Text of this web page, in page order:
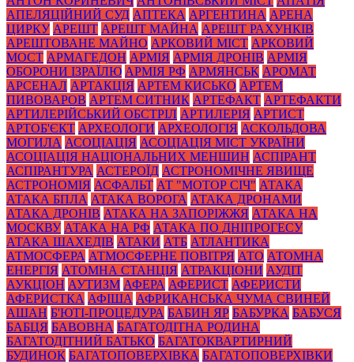
АПЕЛЯЦІЙНИЙ СУД АПТЕКА АРГЕНТИНА АРЕНА
ЦИРКУ АРЕШТ АРЕШТ МАЙНА АРЕШТ РАХУНКІВ
АРЕШТОВАНЕ МАЙНО АРКОВИЙ МІСТ АРКОВИЙ
МОСТ АРМАГЕДОН АРМІЯ АРМІЯ ДРОНІВ АРМІЯ
ОБОРОНИ ІЗРАЇЛЮ АРМІЯ РФ АРМЯНСЬК АРОМАТ
АРСЕНАЛ АРТАКЦІЯ АРТЕМ КИСЬКО АРТЕМ
ПИВОВАРОВ АРТЕМ СИТНИК АРТЕФАКТ АРТЕФАКТИ
АРТИЛЕРІЙСЬКИЙ ОБСТРІЛ АРТИЛЕРІЯ АРТИСТ
АРТОБ'ЄКТ АРХЕОЛОГИ АРХЕОЛОГІЯ АСКОЛЬДОВА
МОГИЛА АСОЦІАЦІЯ АСОЦІАЦІЯ МІСТ УКРАЇНИ
АСОЦІАЦІЯ НАЦІОНАЛЬНИХ МЕНШИН АСПІРАНТ
АСПІРАНТУРА АСТЕРОЇД АСТРОНОМІЧНЕ ЯВИЩЕ
АСТРОНОМІЯ АСФАЛЬТ АТ "МОТОР СІЧ" АТАКА
АТАКА БПЛА АТАКА ВОРОГА АТАКА ДРОНАМИ
АТАКА ДРОНІВ АТАКА НА ЗАПОРІЖЖЯ АТАКА НА
МОСКВУ АТАКА НА РФ АТАКА ПО ДНІПРОГЕСУ
АТАКА ШАХЕДІВ АТАКИ АТБ АТЛАНТИКА
АТМОСФЕРА АТМОСФЕРНЕ ПОВІТРЯ АТО АТОМНА
ЕНЕРГІЯ АТОМНА СТАНЦІЯ АТРАКЦІОНИ АУДІТ
АУКЦІОН АУТИЗМ АФЕРА АФЕРИСТ АФЕРИСТИ
АФЕРИСТКА АФІША АФРИКАНСЬКА ЧУМА СВИНЕЙ
АШАН Б'ЮТІ-ПРОЦЕДУРА БАБИН ЯР БАБУРКА БАБУСЯ
БАБЦЯ БАВОВНА БАГАТОДІТНА РОДИНА
БАГАТОДІТНИЙ БАТЬКО БАГАТОКВАРТИРНИЙ
БУДИНОК БАГАТОПОВЕРХІВКА БАГАТОПОВЕРХІВКИ